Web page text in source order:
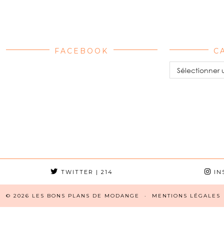
FACEBOOK
Catégories
TWITTER | 214
© 2026 LES BONS PLANS DE MODANGE MENTIONS LÉGALES